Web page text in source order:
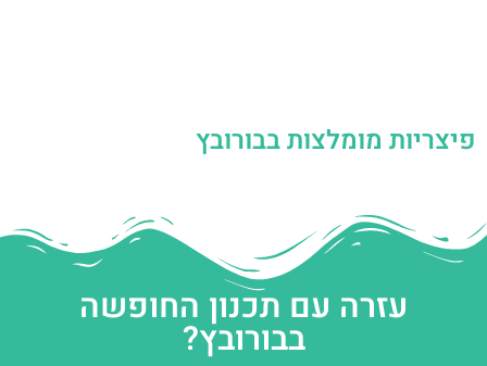
פיצריות מומלצות בבורובץ
עזרה עם תכנון החופשה
בבורובץ?